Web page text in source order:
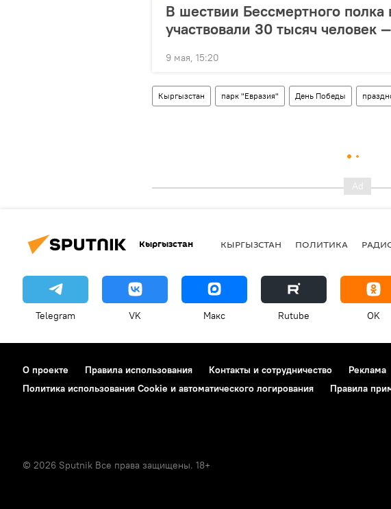
В шествии Бессмертного полка
участвовали 30 тысяч человек
9 мая, 15:20
Кыргызстан парк "Евразия" День Победы
Кыргызстан КЫРГЫЗСТАН ПОЛИТИКА
Telegram VK Макс Rutube OK
О проекте Правила использования Контакты и сотрудничество Реклама
Политика использования Cookie и автоматического логирования
Правила
© 2026 Sputnik Все права защищены. 18+